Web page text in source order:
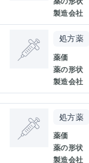
製造会社
処方薬
薬価
薬の形状
製造会社
処方薬
薬価
薬の形状
製造会社